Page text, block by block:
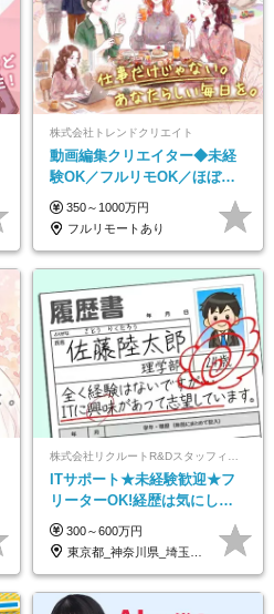
株式会社トレンドクリエイト
動画編集クリエイター◆未経
験OK／フルリモOK／ほぼ定
時帰り／年間休日125日／髪・
服・ネイル自由／副業OK
350～1000万円
フルリモートあり
ITサポート★未経験歓迎★フ
リーターOK!経歴は気にしな
くて大丈夫★超大手リクルー
トグループの正社員/sg
300～600万円
東京都_神奈川県_埼玉県_千葉県_大阪府…